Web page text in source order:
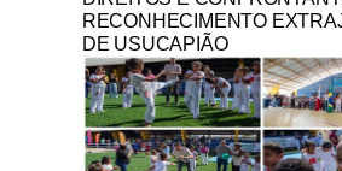
RECONHECIMENTO
DE USUCAPIÃO